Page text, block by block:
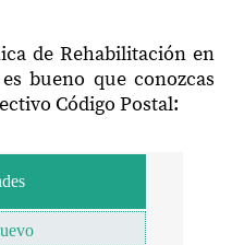
de Rehabilitación en
bueno que conozcas
Código Postal: